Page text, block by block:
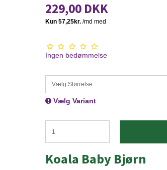
229,00 DKK
Ingen bedømmelse
Vælg Størrelse
Vælg Variant
Koala Baby Bjørn